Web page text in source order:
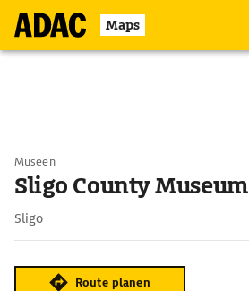
Maps
Museen
Sligo County Museum
Sligo
Route planen